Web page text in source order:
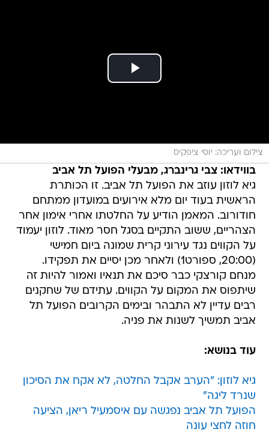
צילום ועריכה: יוסי ציפקיס
בווידאו: צבי גרינברג, מבעלי הפועל תל אביב
גיא לוזון עוזב את הפועל תל אביב. זו הכותרת
הראשית בעוד יום מלא אירועים במועדון ממתחם
חודורוב. המאמן הודיע על החלטתו אחרי אימון אחר
הצהריים, ששוב התקיים בסגל חסר מאוד. לוזון יעמוד
על הקווים נגד עירוני קרית שמונה ביום חמישי
(20:00, ספורט1) ולאחר מכן יסיים את תפקידו.
מנחם קורצקי כבר סיכם את תנאיו ואמור להיות זה
שיתפוס את המקום על הקווים. עתידם של שחקנים
רבים עדיין לא התבהר ובימים הקרובים הפועל תל
אביב תמשיך לשנות את פניה.
עוד בנושא:
גיא לוזון: "הערב אקבל החלטה, לא אקח את הסיכון
שנרד ליגה"
הפועל תל אביב נפגשה עם איסמעיל ריאן, הציעה
חוזה לחצי עונה